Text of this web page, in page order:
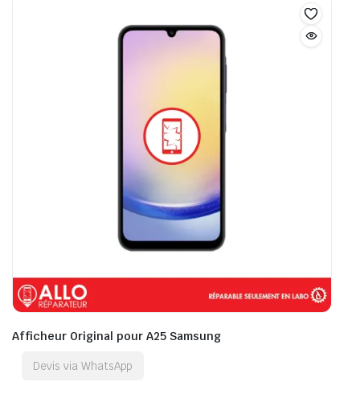
Afficheur Original pour A25 Samsung
Devis via WhatsApp